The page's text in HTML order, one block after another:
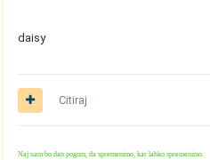
daisy
Citiraj
Naj nam bo dan pogum, da spremenimo, kar lahko spremenimo.